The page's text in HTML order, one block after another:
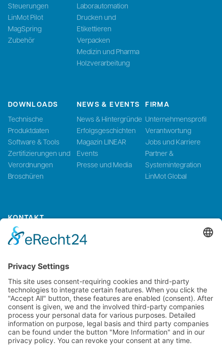
Steuerungen
LinMot Pilot
MagSpring
Zubehör
Laborautomation
Drucken und
Etikettieren
Verpacken
Medizin und Pharma
Holzverarbeitung
DOWNLOADS
Technische
Produktdaten
Software & Tools
Zertifizierungen und
Verordnungen
Broschüren
NEWS & EVENTS
News & Hintergründe
Erfolgsgeschichten
Magazin LINEAR
Events
Presse und Media
FIRMA
Unternehmensprofil
Verantwortung
Jobs und Karriere
Partner &
Systemintegration
LinMot Global
KONTAKT
Kontaktieren Sie uns
NTI AG LinMot & MagSpring, Bodenaeckerstrasse 2, CH-8957
Spreitenbach, Switzerland